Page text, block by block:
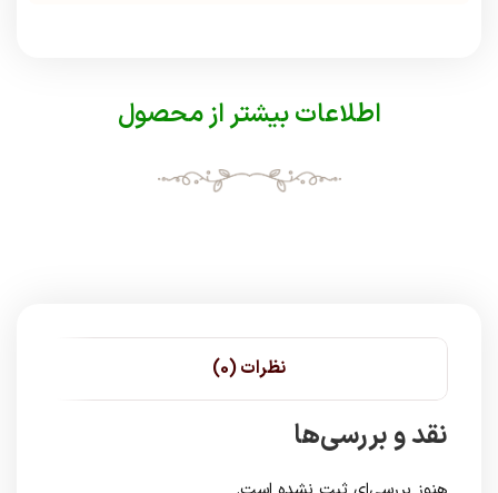
اطلاعات بیشتر از محصول
نظرات (0)
نقد و بررسی‌ها